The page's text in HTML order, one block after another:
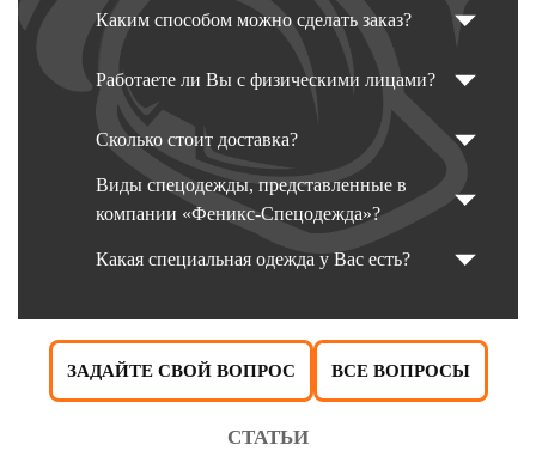
Каким способом можно сделать заказ?
Работаете ли Вы с физическими лицами?
Сколько стоит доставка?
Виды спецодежды, представленные в
компании «Феникс-Спецодежда»?
Какая специальная одежда у Вас есть?
ЗАДАЙТЕ СВОЙ ВОПРОС ВСЕ ВОПРОСЫ
СТАТЬИ